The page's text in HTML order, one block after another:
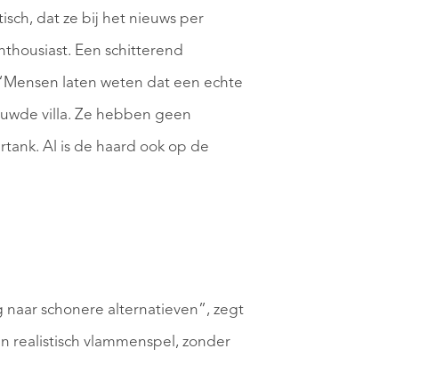
dat ze bij het nieuws per
Een schitterend
laten weten dat een echte
villa. Ze hebben geen
Al is de haard ook op de
schonere alternatieven”, zegt
realistisch vlammenspel, zonder
DIENSTEN